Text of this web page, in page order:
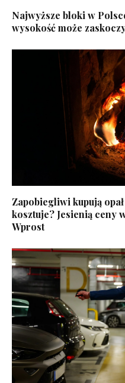
Najwyższe bloki w
wysokość może
Zapobiegliwi kupują
kosztuje? Jesienią ceny
Wprost